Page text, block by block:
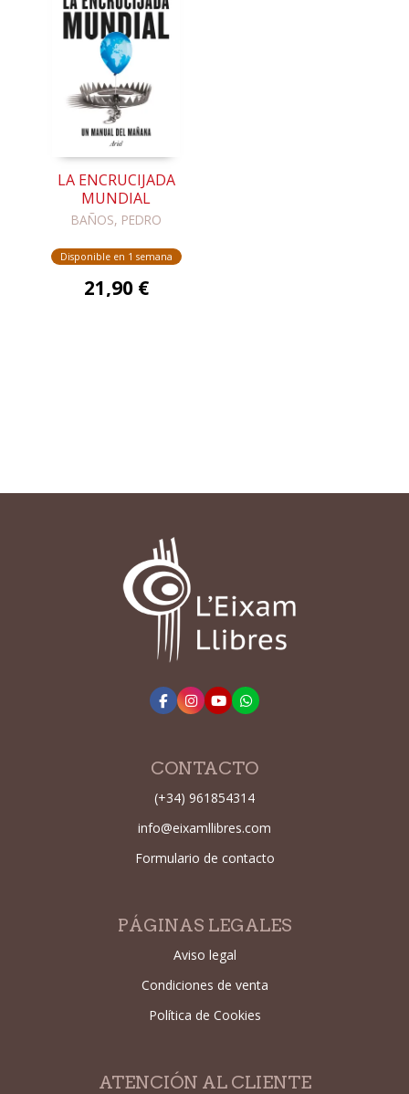
LA ENCRUCIJADA
MUNDIAL
BAÑOS, PEDRO
Disponible en 1 semana
21,90 €
CONTACTO
(+34) 961854314
info@eixamllibres.com
Formulario de contacto
PÁGINAS LEGALES
Aviso legal
Condiciones de venta
Política de Cookies
ATENCIÓN AL CLIENTE